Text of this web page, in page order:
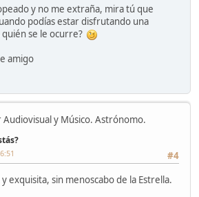
y no me extraña, mira tú que
podías estar disfrutando una
quién se le ocurre?
amigo
Audiovisual y Músico. Astrónomo.
#4
exquisita, sin menoscabo de la Estrella.